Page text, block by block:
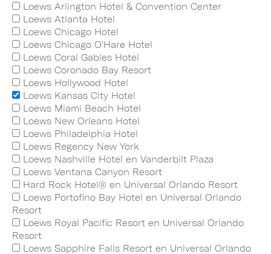
Loews Arlington Hotel & Convention Center
Loews Atlanta Hotel
Loews Chicago Hotel
Loews Chicago O'Hare Hotel
Loews Coral Gables Hotel
Loews Coronado Bay Resort
Loews Hollywood Hotel
Loews Kansas City Hotel
Loews Miami Beach Hotel
Loews New Orleans Hotel
Loews Philadelphia Hotel
Loews Regency New York
Loews Nashville Hotel en Vanderbilt Plaza
Loews Ventana Canyon Resort
Hard Rock Hotel® en Universal Orlando Resort
Loews Portofino Bay Hotel en Universal Orlando
Resort
Loews Royal Pacific Resort en Universal Orlando
Resort
Loews Sapphire Falls Resort en Universal Orlando